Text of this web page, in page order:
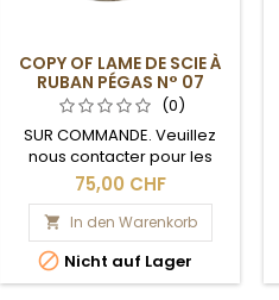
COPY OF LAME DE SCIE À
RUBAN PÉGAS N° 07
(0)
SUR COMMANDE. Veuillez
nous contacter pour les
délais de livraison.
75,00 CHF
 In den Warenkorb
 Nicht auf Lager